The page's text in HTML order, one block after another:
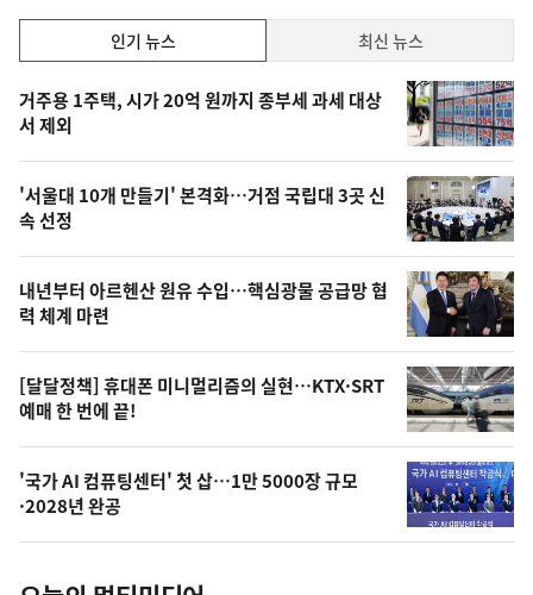
기,
최
신,
오
늘
의
영
상
오
늘
의
사
진
인기 뉴스 최신 뉴스
기
뉴
스
거주용 1주택, 시가 20억 원까지 종부세 과세 대상
서 제외
'서울대 10개 만들기' 본격화…거점 국립대 3곳 신
속 선정
내년부터 아르헨산 원유 수입…핵심광물 공급망 협
력 체계 마련
[달달정책] 휴대폰 미니멀리즘의 실현…KTX·SRT
예매 한 번에 끝!
'국가 AI 컴퓨팅센터' 첫 삽…1만 5000장 규모
·2028년 완공